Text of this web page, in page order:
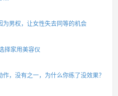
为男权，让女性失去同等的机会
择家用美容仪
，没有之一，为什么你练了没效果？